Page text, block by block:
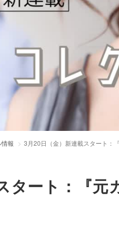
報 3月20日（金）新連載スタート：
タート：『元